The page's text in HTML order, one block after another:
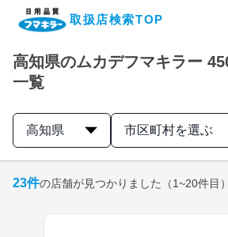
取扱店検索TOP
企業・IR情報サイト
製品情報サイト
高知県のムカデフマキラー
一覧
高知県 市区町村を選ぶ
23件の店舗が見つかりました （1~20件目）